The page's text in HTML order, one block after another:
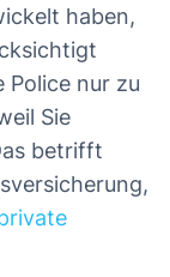
haben,
Police nur zu
Sie
betrifft